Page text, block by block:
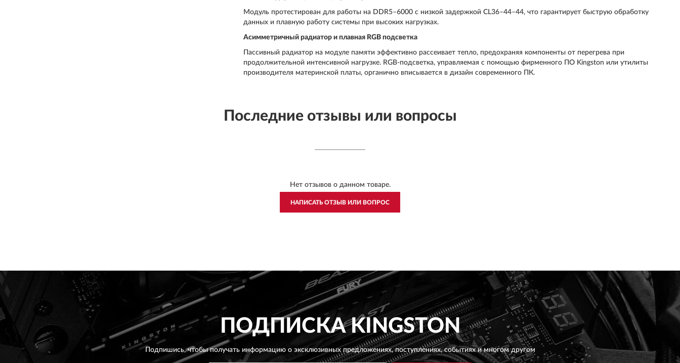
Модуль протестирован для работы на DDR5–6000 с низкой задержкой CL36–44–44, что гарантирует быструю обработку
данных и плавную работу системы при высоких нагрузках.
Асимметричный радиатор и плавная RGB подсветка
Пассивный радиатор на модуле памяти эффективно рассеивает тепло, предохраняя компоненты от перегрева при
продолжительной интенсивной нагрузке. RGB-подсветка, управляемая с помощью фирменного ПО Kingston или утилиты
производителя материнской платы, органично вписывается в дизайн современного ПК.
Последние отзывы или вопросы
Нет отзывов о данном товаре.
НАПИСАТЬ ОТЗЫВ ИЛИ ВОПРОС
ПОДПИСКАKINGSTON
Подпишись, чтобы получать информацию о эксклюзивных предложениях,поступлениях, событиях и многом другом